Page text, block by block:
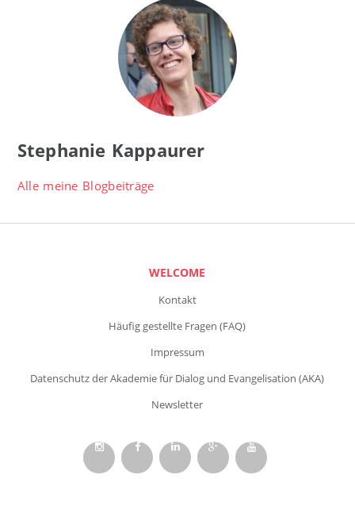
Stephanie Kappaurer
Alle meine Blogbeiträge
WELCOME
Kontakt
Häufig gestellte Fragen (FAQ)
Impressum
Datenschutz der Akademie für Dialog und Evangelisation (AKA)
Newsletter